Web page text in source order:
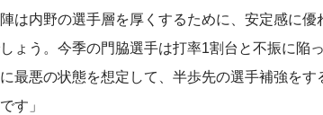
は内野の選手層を厚くするために、安定感に優
ょう。今季の門脇選手は打率1割台と不振に陥
最悪の状態を想定して、半歩先の選手補強をす
す」